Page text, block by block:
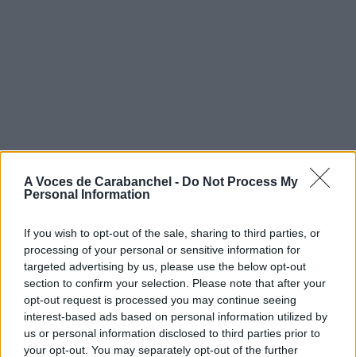
A Voces de Carabanchel - Do Not Process My
Personal Information
If you wish to opt-out of the sale, sharing to third parties, or
processing of your personal or sensitive information for
targeted advertising by us, please use the below opt-out
section to confirm your selection. Please note that after your
opt-out request is processed you may continue seeing
interest-based ads based on personal information utilized by
us or personal information disclosed to third parties prior to
your opt-out. You may separately opt-out of the further